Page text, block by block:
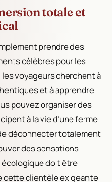
totale et
prendre des
célèbres pour les
voyageurs cherchent à
et à apprendre
pouvez organiser des
à la vie d’une ferme
déconnecter totalement
des sensations
écologique doit être
cette clientèle exigeante